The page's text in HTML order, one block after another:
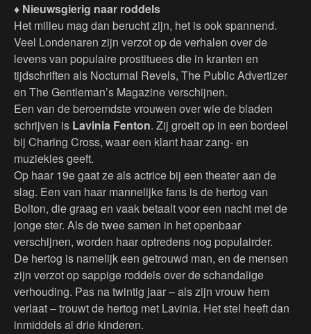
♦ Nieuwsgierig naar roddels
Het milieu mag dan berucht zijn, het is ook spannend.
Veel Londenaren zijn verzot op de verhalen over de
levens van populaire prostituees die in kranten en
tijdschriften als Nocturnal Revels, The Public Advertizer
en The Gentleman’s Magazine verschijnen.
Een van de beroemdste vrouwen over wie de bladen
schrijven is Lavinia Fenton. Zij groeit op in een bordeel
bij Charing Cross, waar een klant haar zang- en
muziekles geeft.
Op haar 19e gaat ze als actrice bij een theater aan de
slag. Een van haar mannelijke fans is de hertog van
Bolton, die graag en vaak betaalt voor een nacht met de
jonge ster. Als de twee samen in het openbaar
verschijnen, worden haar optredens nog populairder.
De hertog is namelijk een getrouwd man, en de mensen
zijn verzot op sappige roddels over de schandalige
verhouding. Pas na twintig jaar – als zijn vrouw hem
verlaat – trouwt de hertog met Lavinia. Het stel heeft dan
inmiddels al drie kinderen.